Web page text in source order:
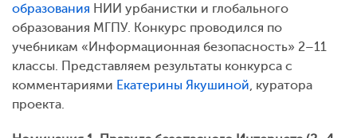
образования НИИ урбанистки и глобального
образования МГПУ. Конкурс проводился по
учебникам «Информационная безопасность» 2–11
классы. Представляем результаты конкурса с
комментариями Екатерины Якушиной, куратора
проекта.